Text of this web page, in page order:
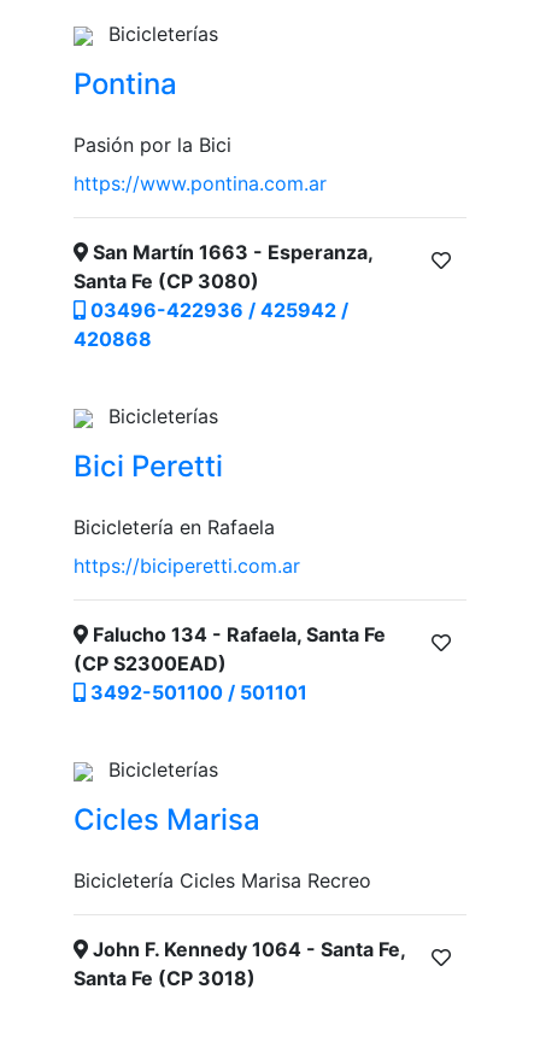
Bicicleterías
Pontina
Pasión por la Bici
https://www.pontina.com.ar
San Martín 1663 - Esperanza,
Santa Fe (CP 3080)
03496-422936 / 425942 /
420868
Bicicleterías
Bici Peretti
Bicicletería en Rafaela
https://biciperetti.com.ar
Falucho 134 - Rafaela, Santa Fe
(CP S2300EAD)
3492-501100 / 501101
Bicicleterías
Cicles Marisa
Bicicletería Cicles Marisa Recreo
John F. Kennedy 1064 - Santa Fe,
Santa Fe (CP 3018)